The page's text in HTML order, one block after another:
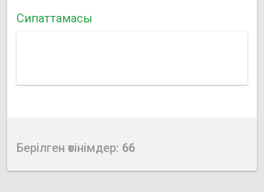
Сипаттамасы
Берілген өтінімдер: 66